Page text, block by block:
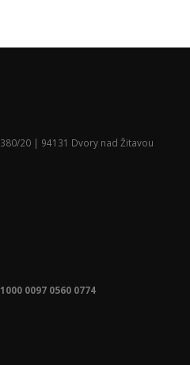
20 | 94131 Dvory nad Žitavou
0097 0560 0774